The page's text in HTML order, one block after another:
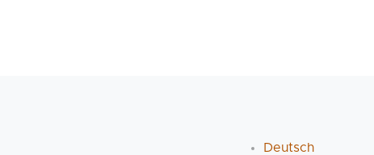
Deutsch